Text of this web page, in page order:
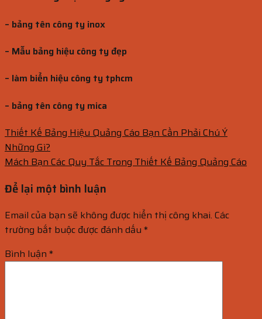
– bảng tên công ty inox
– Mẫu bảng hiệu công ty đẹp
– làm biển hiệu công ty tphcm
– bảng tên công ty mica
Thiết Kế Bảng Hiệu Quảng Cáo Bạn Cần Phải Chú Ý
Những Gì?
Mách Bạn Các Quy Tắc Trong Thiết Kế Bảng Quảng Cáo
Để lại một bình luận
Email của bạn sẽ không được hiển thị công khai. Các
trường bắt buộc được đánh dấu *
Bình luận *